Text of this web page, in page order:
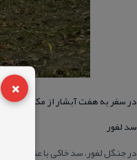
×در سفر به هفت آبشار از مكان های
سد لفور
در جنگل لفور، سد خاكی با عنوان